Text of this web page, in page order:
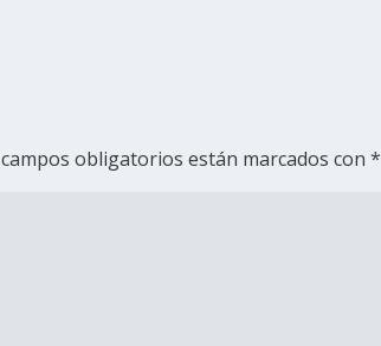
obligatorios están marcados con*